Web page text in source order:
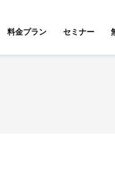
料金プラン セミナー